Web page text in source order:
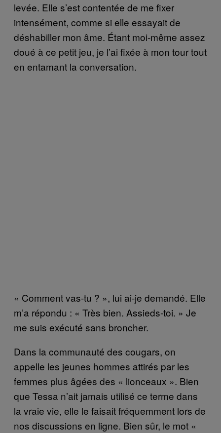
levée. Elle s’est contentée de me fixer
intensément, comme si elle essayait de
déshabiller mon âme. Étant moi-même assez
doué à ce petit jeu, je l’ai fixée à mon tour tout
en entamant la conversation.
« Comment vas-tu ? », lui ai-je demandé. Elle
m’a répondu : « Très bien. Assieds-toi. » Je
me suis exécuté sans broncher.
Dans la communauté des cougars, on
appelle les jeunes hommes attirés par les
femmes plus âgées des « lionceaux ». Bien
que Tessa n’ait jamais utilisé ce terme dans
la vraie vie, elle le faisait fréquemment lors de
nos discussions en ligne. Bien sûr, le mot «